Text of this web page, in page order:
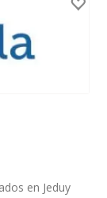
en Jeduy